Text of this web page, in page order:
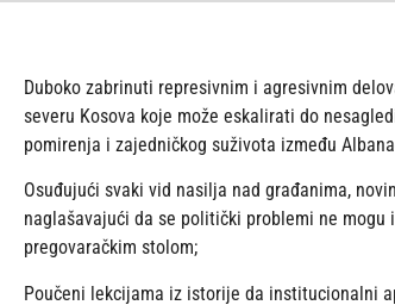
Duboko zabrinuti represivnim i agresivnim
severu Kosova koje može eskalirati do
pomirenja i zajedničkog suživota između
Osuđujući svaki vid nasilja nad građanima,
naglašavajući da se politički problemi ne
pregovaračkim stolom;
Poučeni lekcijama iz istorije da institucionalni